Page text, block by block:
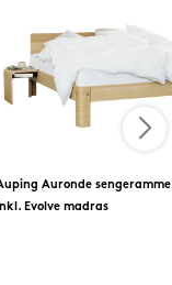
Auronde sengeramme
Evolve madras